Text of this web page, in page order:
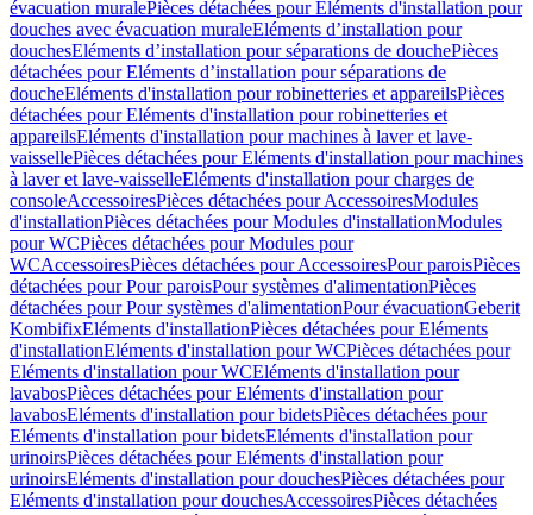
évacuation muralePièces détachées pour Eléments d'installation pour
douches avec évacuation muraleEléments d’installation pour
douchesEléments d’installation pour séparations de douchePièces
détachées pour Eléments d’installation pour séparations de
doucheEléments d'installation pour robinetteries et appareilsPièces
détachées pour Eléments d'installation pour robinetteries et
appareilsEléments d'installation pour machines à laver et lave-
vaissellePièces détachées pour Eléments d'installation pour machines
à laver et lave-vaisselleEléments d'installation pour charges de
consoleAccessoiresPièces détachées pour AccessoiresModules
d'installationPièces détachées pour Modules d'installationModules
pour WCPièces détachées pour Modules pour
WCAccessoiresPièces détachées pour AccessoiresPour paroisPièces
détachées pour Pour paroisPour systèmes d'alimentationPièces
détachées pour Pour systèmes d'alimentationPour évacuationGeberit
KombifixEléments d'installationPièces détachées pour Eléments
d'installationEléments d'installation pour WCPièces détachées pour
Eléments d'installation pour WCEléments d'installation pour
lavabosPièces détachées pour Eléments d'installation pour
lavabosEléments d'installation pour bidetsPièces détachées pour
Eléments d'installation pour bidetsEléments d'installation pour
urinoirsPièces détachées pour Eléments d'installation pour
urinoirsEléments d'installation pour douchesPièces détachées pour
Eléments d'installation pour douchesAccessoiresPièces détachées